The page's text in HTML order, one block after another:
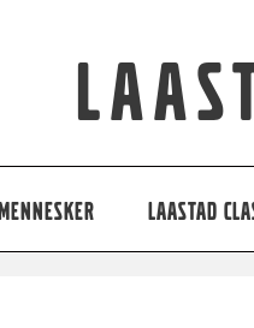
MENNESKER LAASTAD